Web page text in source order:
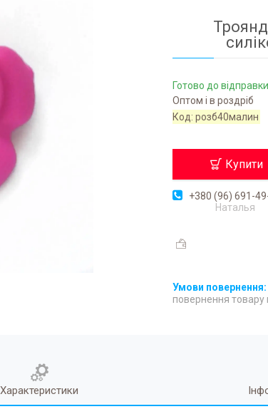
Готово до відправки
Оптом і в роздріб
Код:розб40малин
Купити
+380 (96) 691-
Наталья
повернення товару
Характеристики